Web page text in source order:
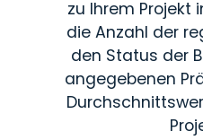
zu Ihrem Projekt
die Anzahl der
den Status der
angegebenen